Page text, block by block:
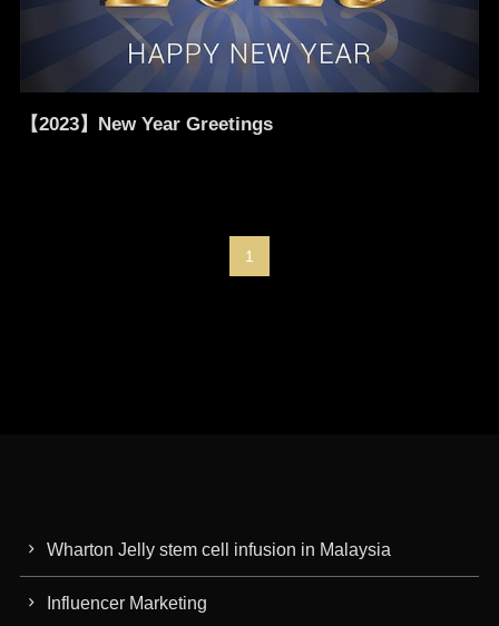
【2023】New Year Greetings
1
Wharton Jelly stem cell infusion in Malaysia
Influencer Marketing